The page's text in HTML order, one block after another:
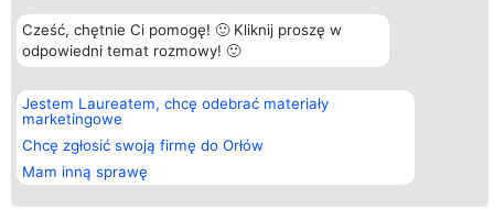
Cześć, chętnie Ci pomogę! 🙂 Kliknij proszę w
odpowiedni temat rozmowy! 🙂
Jestem Laureatem, chcę odebrać materiały
marketingowe
Chcę zgłosić swoją firmę do Orłów
Mam inną sprawę
Organizator plebiscytu
Bright Side Solutions sp. z o.
o. sp. k.
Wrocław 50-079
KRS 0000749100 | Regon
381313360 | NIP 8943132676
+48 508 492 400
Plebiscyt
Laureaci
Lista
Laureatów
Zasady
Polityka
Kontakt